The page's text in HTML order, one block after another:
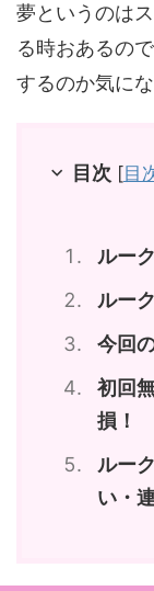
夢というのは
る時おあるの
するのか気に
目次 [目
ルー
ルー
今回
初回
損！
ルー
い・